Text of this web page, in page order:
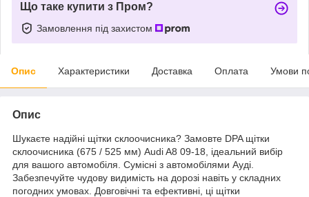
Що таке купити з Пром?
Замовлення під захистом
Опис Характеристики Доставка Оплата Умови
Опис
Шукаєте надійні щітки склоочисника? Замовте DPA щітки
склоочисника (675 / 525 мм) Audi A8 09-18, ідеальний вибір
для вашого автомобіля. Сумісні з автомобілями Ауді.
Забезпечуйте чудову видимість на дорозі навіть у складних
погодних умовах. Довговічні та ефективні, ці щітки